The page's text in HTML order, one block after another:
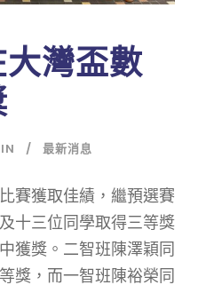
灣盃數
最新消息
賽獲取佳績，繼預選賽
十三位同學取得三等獎
獲獎。二智班陳澤穎同
獎，而一智班陳裕榮同